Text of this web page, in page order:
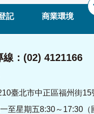
記 商業環境
：(02) 4121166
臺北市中正區福州街15
至星期五8:30～17:30（